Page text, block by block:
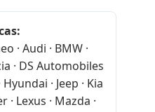
· Audi · BMW ·
· DS Automobiles
Hyundai · Jeep · Kia
· Lexus · Mazda ·